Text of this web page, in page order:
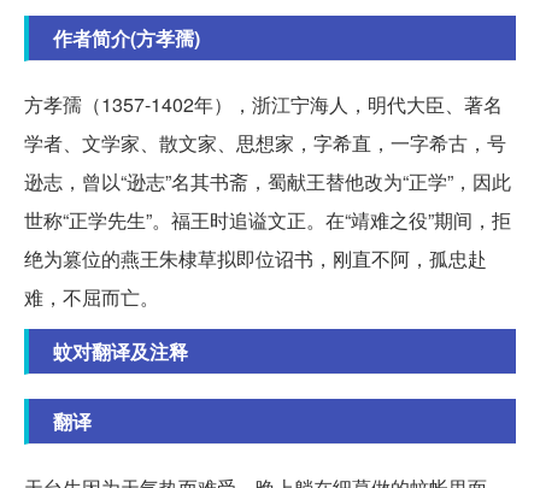
作者简介(方孝孺)
方孝孺（1357-1402年），浙江宁海人，明代大臣、著名
学者、文学家、散文家、思想家，字希直，一字希古，号
逊志，曾以“逊志”名其书斋，蜀献王替他改为“正学”，因此
世称“正学先生”。福王时追谥文正。在“靖难之役”期间，拒
绝为篡位的燕王朱棣草拟即位诏书，刚直不阿，孤忠赴
难，不屈而亡。
蚊对翻译及注释
翻译